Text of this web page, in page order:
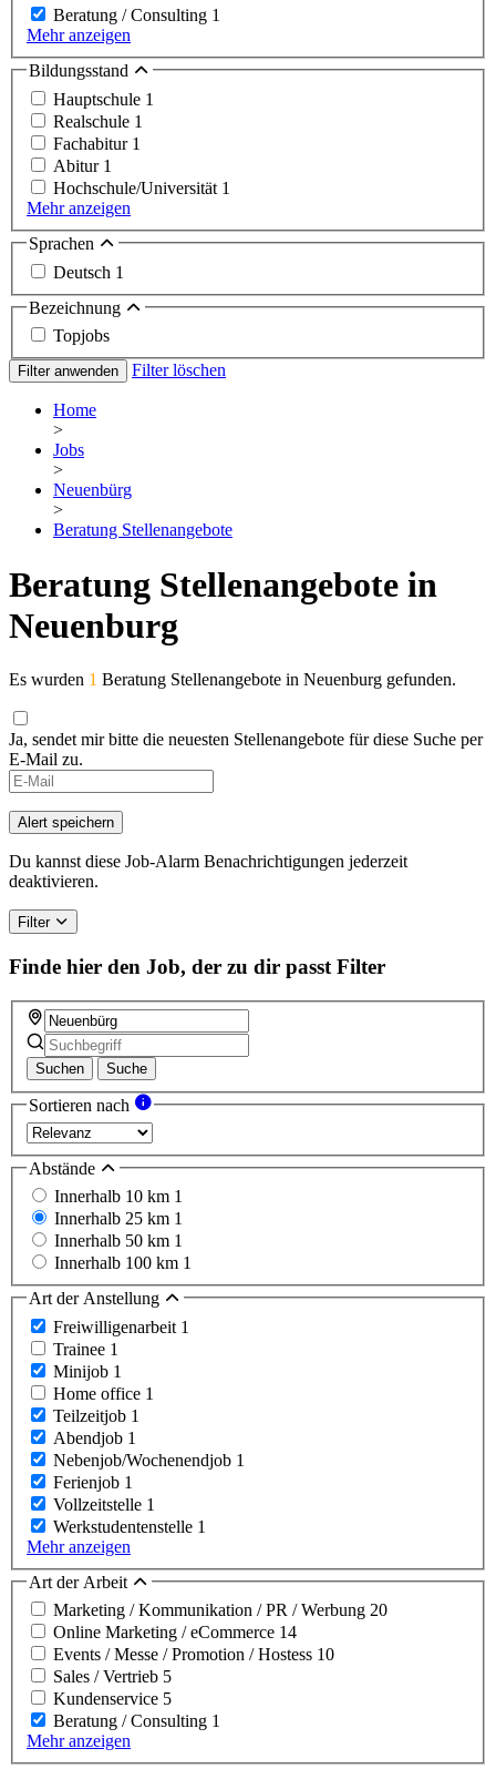
Beratung / Consulting 1
Mehr anzeigen
Bildungsstand
Hauptschule 1
Realschule 1
Fachabitur 1
Abitur 1
Hochschule/Universität 1
Mehr anzeigen
Sprachen
Deutsch 1
Bezeichnung
Topjobs
Filter anwenden Filter löschen
Home
>
Jobs
>
Neuenbürg
>
Beratung Stellenangebote
Beratung Stellenangebote in
Neuenburg
Es wurden 1 Beratung Stellenangebote in Neuenburg gefunden.
Ja, sendet mir bitte die neuesten Stellenangebote für diese Suche per
E-Mail zu.
Alert speichern
Du kannst diese Job-Alarm Benachrichtigungen jederzeit
deaktivieren.
Filter
Finde hier den Job, der zu dir passt Filter
Suchen Suche
Sortieren nach
Abstände
Innerhalb 10 km 1
Innerhalb 25 km 1
Innerhalb 50 km 1
Innerhalb 100 km 1
Art der Anstellung
Freiwilligenarbeit 1
Trainee 1
Minijob 1
Home office 1
Teilzeitjob 1
Abendjob 1
Nebenjob/Wochenendjob 1
Ferienjob 1
Vollzeitstelle 1
Werkstudentenstelle 1
Mehr anzeigen
Art der Arbeit
Marketing / Kommunikation / PR / Werbung 20
Online Marketing / eCommerce 14
Events / Messe / Promotion / Hostess 10
Sales / Vertrieb 5
Kundenservice 5
Beratung / Consulting 1
Mehr anzeigen